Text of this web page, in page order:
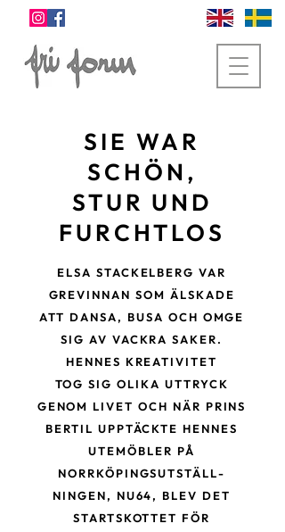
SIE WAR
SCHÖN,
STUR UND
FURCHTLOS
ELSA STACKELBERG VAR
GREVINNAN SOM ÄLSKADE
ATT DANSA, BUSA OCH OMGE
SIG AV VACKRA SAKER.
HENNES KREATIVITET
TOG SIG OLIKA UTTRYCK
GENOM LIVET OCH NÄR PRINS
BERTIL UPPTÄCKTE HENNES
UTEMÖBLER PÅ
NORRKÖPINGSUTSTÄLL-
NINGEN, NU64, BLEV DET
STARTSKOTTET FÖR